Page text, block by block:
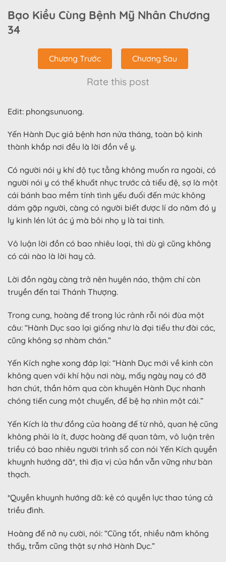
Bạo Kiều Cùng Bệnh Mỹ Nhân Chương
34
Chương Trước Chương Sau
Rate this post
Edit: phongsunuong.
Yến Hành Dục giả bệnh hơn nửa tháng, toàn bộ kinh
thành khắp nơi đều là lời đồn về y.
Có người nói y khí độ tục tằng không muốn ra ngoài, có
người nói y có thể khuất nhục trước cả tiểu đệ, sợ là một
cái bánh bao mềm tính tình yếu đuối đến mức không
dám gặp người, càng có người biết được lí do năm đó y
ly kinh lén lút ác ý mà bôi nhọ y là tai tinh.
Vô luận lời đồn có bao nhiêu loại, thì dù gì cũng không
có cái nào là lời hay cả.
Lời đồn ngày càng trở nên huyên náo, thậm chí còn
truyền đến tai Thánh Thượng.
Trong cung, hoàng đế trong lúc rảnh rỗi nói đùa một
câu: “Hành Dục sao lại giống như là đại tiểu thư đài các,
cũng không sợ nhàm chán.”
Yến Kích nghe xong đáp lại: “Hành Dục mới về kinh còn
không quen với khí hậu nơi này, mấy ngày nay có đỡ
hơn chút, thần hôm qua còn khuyên Hành Dục nhanh
chóng tiến cung một chuyến, để bệ hạ nhìn một cái.”
Yến Kích là thư đồng của hoàng đế từ nhỏ, quan hệ cũng
không phải là ít, được hoàng đế quan tâm, vô luận trên
triều có bao nhiêu người trình sổ con nói Yến Kích quyền
khuynh hướng dã*, thì địa vị của hắn vẫn vững như bàn
thạch.
*Quyền khuynh hướng dã: kẻ có quyền lực thao túng cả
triều đình.
Hoàng đế nở nụ cười, nói: “Cũng tốt, nhiều năm không
thấy, trẫm cũng thật sự nhớ Hành Dục.”